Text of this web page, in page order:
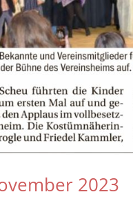
2023